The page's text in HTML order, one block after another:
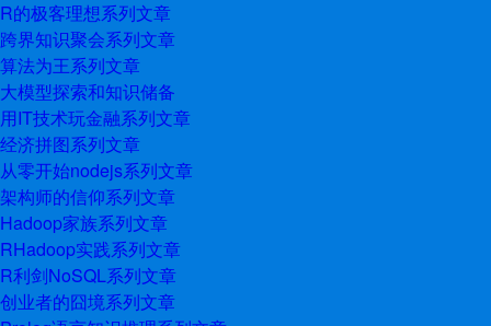
R的极客理想系列文章
跨界知识聚会系列文章
算法为王系列文章
大模型探索和知识储备
用IT技术玩金融系列文章
经济拼图系列文章
从零开始nodejs系列文章
架构师的信仰系列文章
Hadoop家族系列文章
RHadoop实践系列文章
R利剑NoSQL系列文章
创业者的囧境系列文章